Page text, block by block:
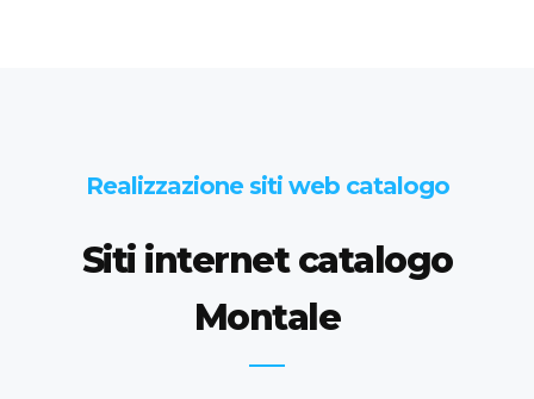
Realizzazione siti web catalogo
Siti internet catalogo
Montale